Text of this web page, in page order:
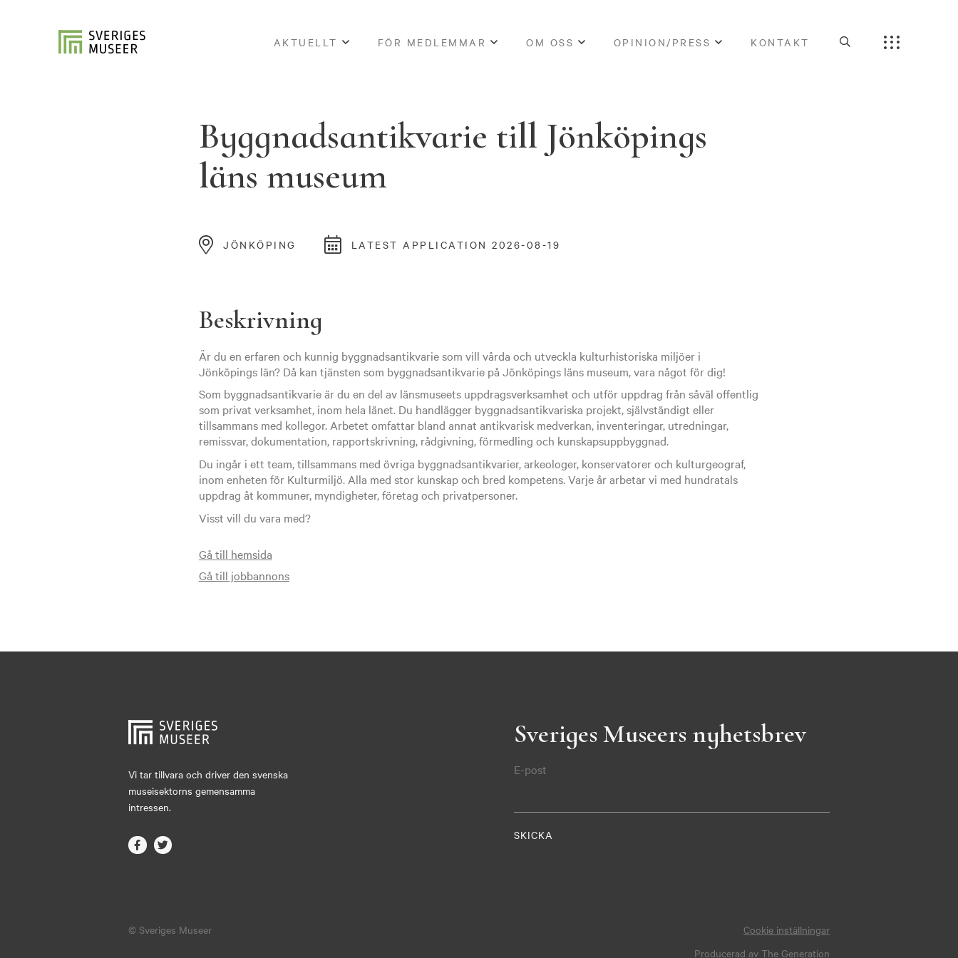
AKTUELLT FÖR MEDLEMMAR OM OSS OPINION/PRESS KONTAKT
Byggnadsantikvarie till Jönköpings
läns museum
JÖNKÖPING LATEST APPLICATION 2026-08-19
Beskrivning
Är du en erfaren och kunnig byggnadsantikvarie som vill vårda och utveckla kulturhistoriska miljöer i
Jönköpings län? Då kan tjänsten som byggnadsantikvarie på Jönköpings läns museum, vara något för dig!
Som byggnadsantikvarie är du en del av länsmuseets uppdragsverksamhet och utför uppdrag från såväl offentlig
som privat verksamhet, inom hela länet. Du handlägger byggnadsantikvariska projekt, självständigt eller
tillsammans med kollegor. Arbetet omfattar bland annat antikvarisk medverkan, inventeringar, utredningar,
remissvar, dokumentation, rapportskrivning, rådgivning, förmedling och kunskapsuppbyggnad.
Du ingår i ett team, tillsammans med övriga byggnadsantikvarier, arkeologer, konservatorer och kulturgeograf,
inom enheten för Kulturmiljö. Alla med stor kunskap och bred kompetens. Varje år arbetar vi med hundratals
uppdrag åt kommuner, myndigheter, företag och privatpersoner.
Visst vill du vara med?
Gå till hemsida
Gå till jobbannons
Vi tar tillvara och driver den svenska
museisektorns gemensamma
intressen.
Sveriges Museers nyhetsbrev
E-post
© Sveriges Museer
Cookie inställningar
Producerad av The Generation